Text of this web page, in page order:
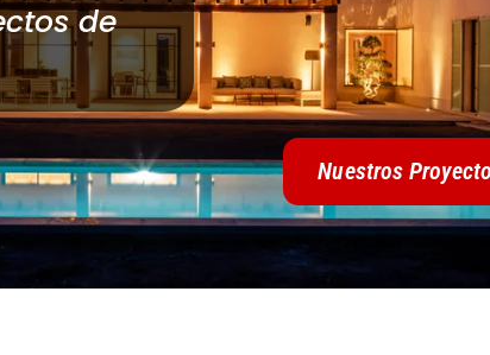
de
Nuestros